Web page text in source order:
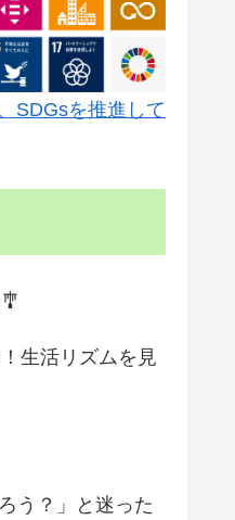
SDGsを推進して
生活リズムを見
う？」と迷った